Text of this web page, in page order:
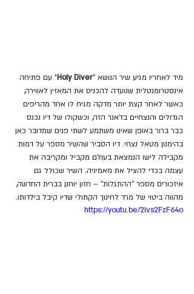
מיד לאחריו מגיע שיר הנושא "Holy Diver" עם פתיחה
אינסטרומנטלית שנועדה להכניס את המאזין לאווירה,
כאשר לאחר קצת יותר מדקה מגיח לו אחד מהריפים
הגדולים והנצחיים בז'אנר הזה, וכשקולו של דיו נכנס
כבר ברור באופן שאינו משתמע לשתי פנים שמדובר כאן
בהימנון מטאל נצחי. דיו הסביר שהשיר מספר על דמות
מקבילה לישו הנמצאת בעולם מקביל ומקריבה את
עצמה בכדי להציל את מאמיניה. השיר שכולל גם
איזכורים מספר "ההתגלות" – חזון יוחנן בברית החדשה,
מהווה ביטוי של מרד לחינוך הקתולי שדיו קיבל בילדותו.
https://youtu.be/2lvs2FzF64o